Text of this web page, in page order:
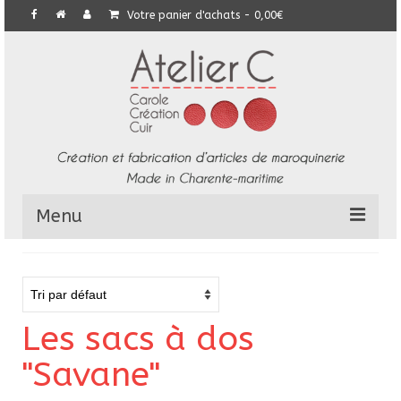
Votre panier d'achats - 0,00€
Menu
Collection
Commandes particulières
E-Boutique
Les sacs à dos
"Savane"